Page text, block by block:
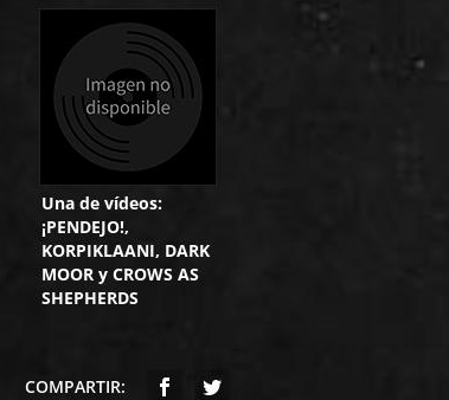
Una de vídeos:
¡PENDEJO!,
KORPIKLAANI, DARK
MOOR y CROWS AS
SHEPHERDS
COMPARTIR: